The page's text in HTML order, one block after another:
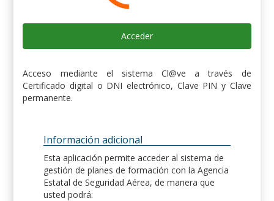
Acceder
Acceso mediante el sistema Cl@ve a través de
Certificado digital o DNI electrónico, Clave PIN y Clave
permanente.
Información adicional
Esta aplicación permite acceder al sistema de
gestión de planes de formación con la Agencia
Estatal de Seguridad Aérea, de manera que
usted podrá: